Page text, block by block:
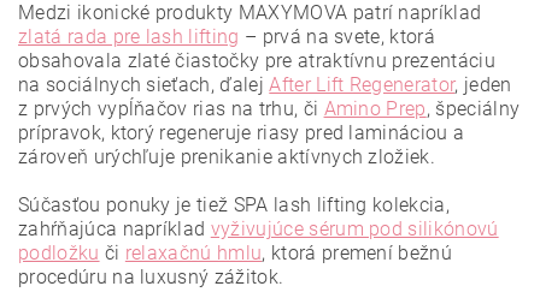
Vložením hodnotenie súhlasíte spodmienkami ochrany
Medzi ikonické produkty MAXYMOVA patrí napríklad
zlatá rada pre lash lifting – prvá na svete, ktorá
obsahovala zlaté čiastočky pre atraktívnu prezentáciu
na sociálnych sieťach, ďalejAfter Lift Regenerator, jeden
z prvých vypĺňačov rias na trhu, či Amino Prep, špeciálny
prípravok, ktorý regeneruje riasy pred lamináciou a
zároveň urýchľuje prenikanie aktívnych zložiek.
Súčasťou ponuky je tiež SPA lash lifting kolekcia,
zahŕňajúca napríklad vyživujúce sérum pod silikónovú
podložku či relaxačnú hmlu, ktorá premení bežnú
procedúru na luxusný zážitok.